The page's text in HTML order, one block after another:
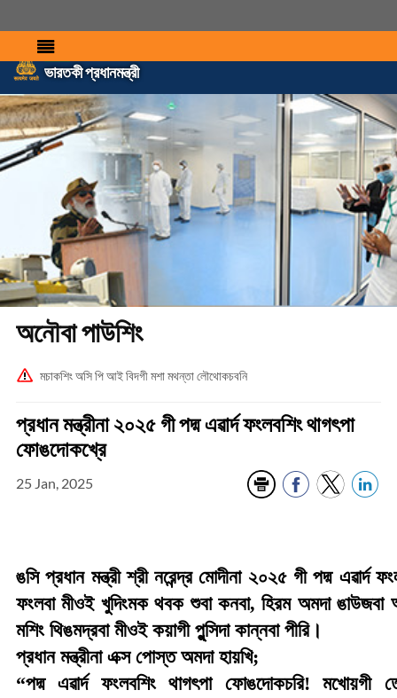
ভারতকী প্রধানমন্ত্রী
অনৌবা পাউশিং
মচাকশিং অসি পি আই বিদগী মশা মথন্তা লৌথোকচবনি
প্রধান মন্ত্রীনা ২০২৫ গী পদ্ম এৱার্দ ফংলবশিং থাগৎপা
ফোঙদোকখ্রে
25 Jan, 2025
ঙসি প্রধান মন্ত্রী শ্রী নরেন্দ্র মোদীনা ২০২৫ গী পদ্ম
ফংলবা মীওই খুদিংমক থবক শুবা কনবা, হিরম অমদা
মশিং থিঙমদ্রবা মীওই কয়াগী পুন্সিদা কান্নবা পীরি।
প্রধান মন্ত্রীনা এক্স পোস্ত অমদা হায়খি;
“পদ্ম এৱার্দ ফংলবশিং থাগৎপা ফোঙদোকচরি! মখোয়গী